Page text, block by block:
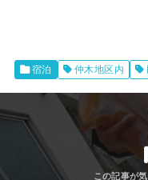
宿泊 仲木地区内